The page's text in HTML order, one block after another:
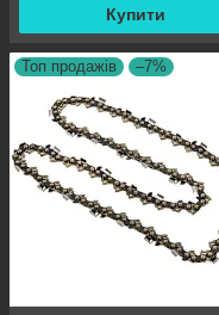
Купити
Топ продажів –7%